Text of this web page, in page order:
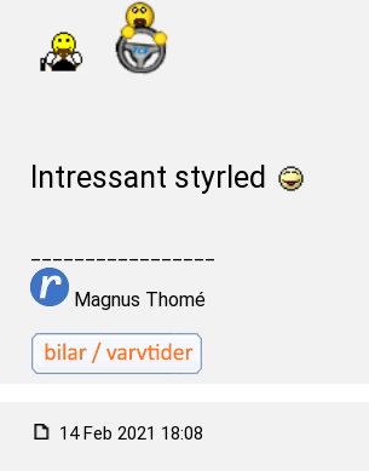
Intressant styrled
Magnus Thomé
14 Feb 2021 18:08